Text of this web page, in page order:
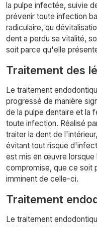
la pulpe infectée, suivie
prévenir toute infection
radiculaire, ou
dent a perdu sa vitalité,
soit parce qu'elle
Traitement des
Le traitement
progressé de manière
de la pulpe dentaire et la
toute infection. Réalisé
traiter la dent de
évitant tout risque
est mis en œuvre lorsque
compromise, que ce soit
imminent de celle-ci.
Traitement
Le traitement